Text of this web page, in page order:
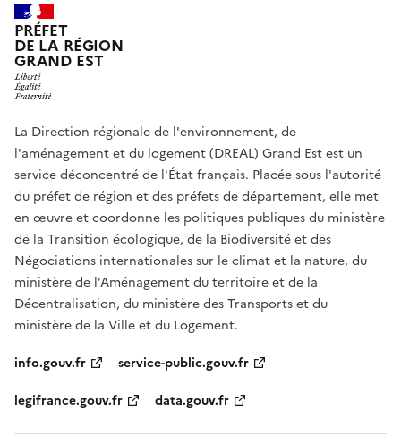
PRÉFET
DE LA RÉGION
GRAND EST
La Direction régionale de l'environnement, de
l'aménagement et du logement (DREAL) Grand Est est un
service déconcentré de l'État français. Placée sous l'autorité
du préfet de région et des préfets de département, elle met
en œuvre et coordonne les politiques publiques du ministère
de la Transition écologique, de la Biodiversité et des
Négociations internationales sur le climat et la nature, du
ministère de l’Aménagement du territoire et de la
Décentralisation, du ministère des Transports et du
ministère de la Ville et du Logement.
info.gouv.fr
service-public.gouv.fr
legifrance.gouv.fr
data.gouv.fr